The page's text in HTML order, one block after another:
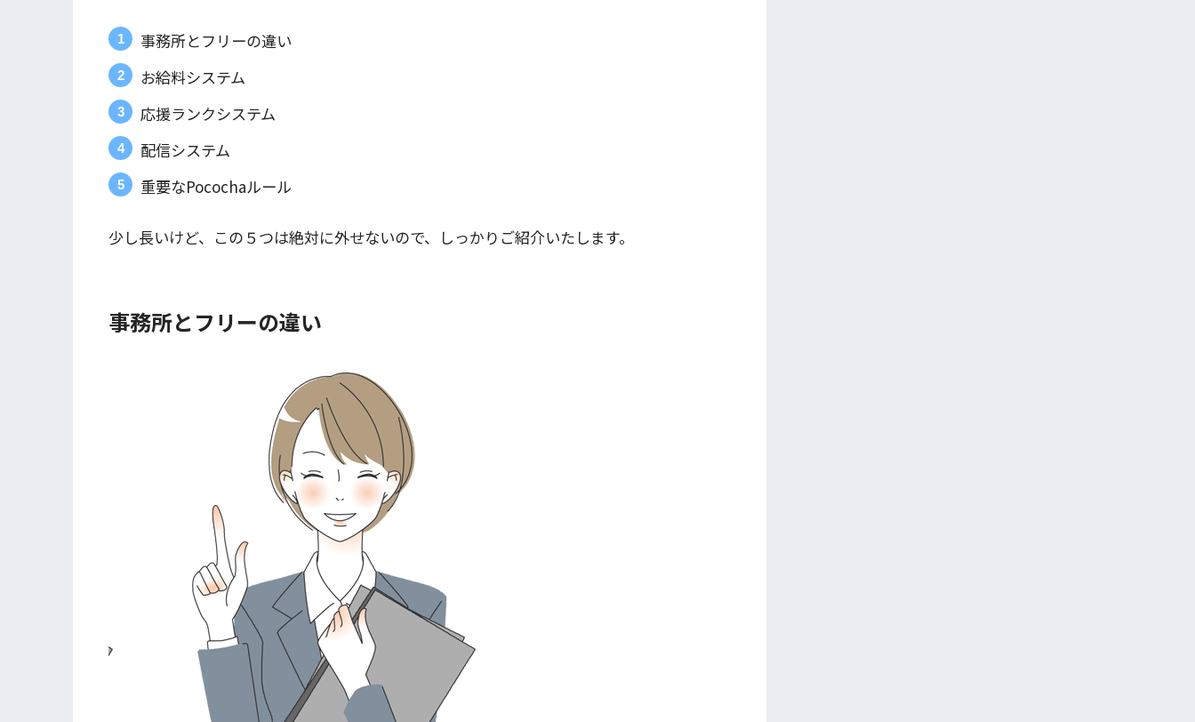
事務所とフリーの違い
お給料システム
応援ランクシステム
配信システム
重要なPocochaルール
少し長いけど、この５つは絶対に外せないので、しっかりご紹介いたします。
事務所とフリーの違い